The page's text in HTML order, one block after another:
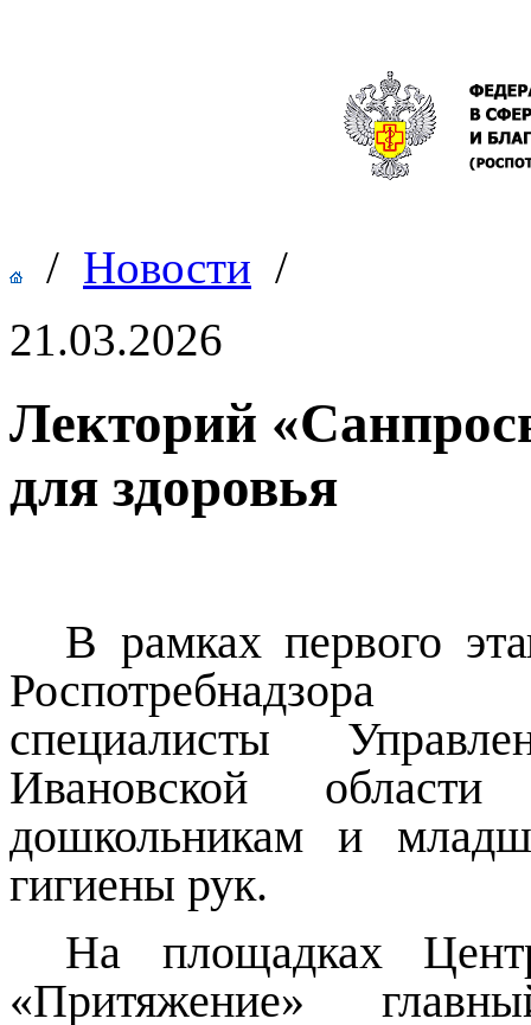
/ Новости /
21.03.2026
Лекторий
для здоровья
В рамках первого
Роспотребнадзора
специалисты
Ивановской области
дошкольникам и
гигиены рук.
На площадках
«Притяжение»